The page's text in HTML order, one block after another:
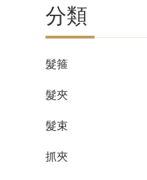
分類
髮箍
髮夾
髮束
抓夾